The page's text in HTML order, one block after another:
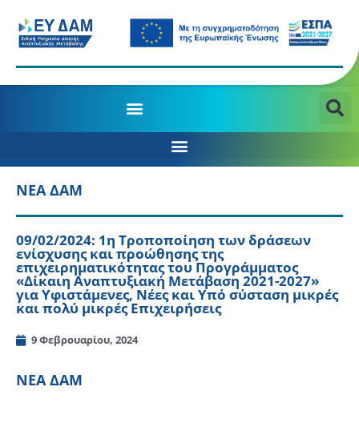
ΝΕΑ ΔΑΜ
09/02/2024: 1η Τροποποίηση των δράσεων
ενίσχυσης και προώθησης της
επιχειρηματικότητας του Προγράμματος
«Δίκαιη Αναπτυξιακή Μετάβαση 2021-2027»
για Υφιστάμενες, Νέες και Υπό σύσταση μικρές
και πολύ μικρές Επιχειρήσεις
9 Φεβρουαρίου, 2024
ΝΕΑ ΔΑΜ